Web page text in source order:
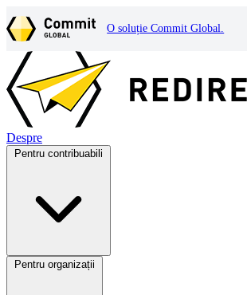
O soluție Commit Global.
Despre
Pentru contribuabili
Pentru organizații